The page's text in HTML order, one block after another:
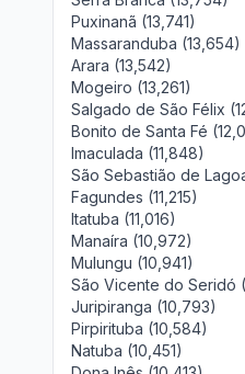
Puxinanã (13,741)
Massaranduba (13,654)
Arara (13,542)
Mogeiro (13,261)
Salgado de São Félix
Bonito de Santa Fé
Imaculada (11,848)
São Sebastião de
Fagundes (11,215)
Itatuba (11,016)
Manaíra (10,972)
Mulungu (10,941)
São Vicente do Seridó
Juripiranga (10,793)
Pirpirituba (10,584)
Natuba (10,451)